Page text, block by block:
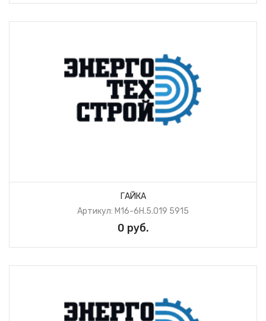
ГАЙКА
Артикул: М16-6H.5.019 5915
0 руб.